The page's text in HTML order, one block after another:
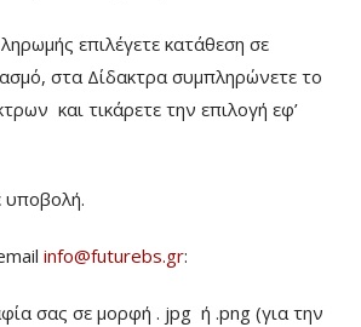
επιλέγετε κατάθεση σε
στα Δίδακτρα συμπληρώνετε το
και τικάρετε την επιλογή εφ’
υποβολή.
info@futurebs.gr:
σας σε μορφή . jpg ή .png (για την